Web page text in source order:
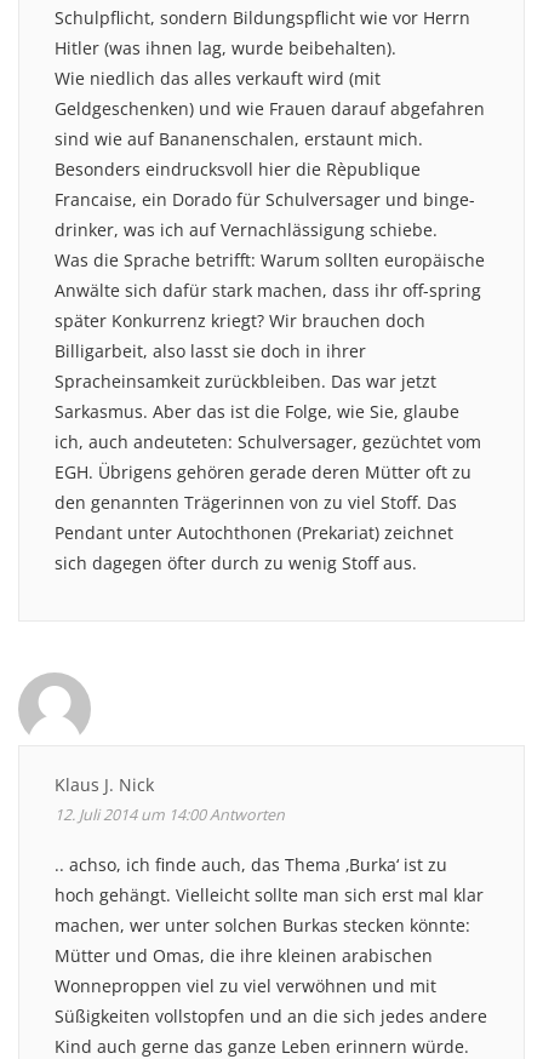
Schulpflicht, sondern Bildungspflicht wie vor Herrn
Hitler (was ihnen lag, wurde beibehalten).
Wie niedlich das alles verkauft wird (mit
Geldgeschenken) und wie Frauen darauf abgefahren
sind wie auf Bananenschalen, erstaunt mich.
Besonders eindrucksvoll hier die Rèpublique
Francaise, ein Dorado für Schulversager und binge-
drinker, was ich auf Vernachlässigung schiebe.
Was die Sprache betrifft: Warum sollten europäische
Anwälte sich dafür stark machen, dass ihr off-spring
später Konkurrenz kriegt? Wir brauchen doch
Billigarbeit, also lasst sie doch in ihrer
Spracheinsamkeit zurückbleiben. Das war jetzt
Sarkasmus. Aber das ist die Folge, wie Sie, glaube
ich, auch andeuteten: Schulversager, gezüchtet vom
EGH. Übrigens gehören gerade deren Mütter oft zu
den genannten Trägerinnen von zu viel Stoff. Das
Pendant unter Autochthonen (Prekariat) zeichnet
sich dagegen öfter durch zu wenig Stoff aus.
Klaus J. Nick
12. Juli 2014 um 14:00Antworten
.. achso, ich finde auch, das Thema ‚Burka‘ ist zu
hoch gehängt. Vielleicht sollte man sich erst mal klar
machen, wer unter solchen Burkas stecken könnte:
Mütter und Omas, die ihre kleinen arabischen
Wonneproppen viel zu viel verwöhnen und mit
Süßigkeiten vollstopfen und an die sich jedes andere
Kind auch gerne das ganze Leben erinnern würde.